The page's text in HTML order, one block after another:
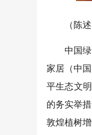
（陈
中国
家居（中
平生态文
的务实举
敦煌植树